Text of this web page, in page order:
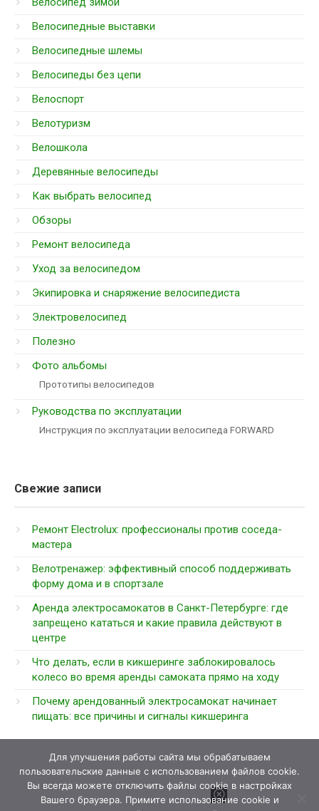
Велосипедные выставки
Велосипедные шлемы
Велосипеды без цепи
Велоспорт
Велотуризм
Велошкола
Деревянные велосипеды
Как выбрать велосипед
Обзоры
Ремонт велосипеда
Уход за велосипедом
Экипировка и снаряжение велосипедиста
Электровелосипед
Полезно
Фото альбомы
Прототипы велосипедов
Руководства по эксплуатации
Инструкция по эксплуатации велосипеда FORWARD
Свежие записи
Ремонт Electrolux: профессионалы против соседа-
мастера
Велотренажер: эффективный способ поддерживать
форму дома и в спортзале
Аренда электросамокатов в Санкт-Петербурге: где
запрещено кататься и какие правила действуют в
центре
Что делать, если в кикшеринге заблокировалось
колесо во время аренды самоката прямо на ходу
Почему арендованный электросамокат начинает
пищать: все причины и сигналы кикшеринга
Для улучшения работы сайта мы обрабатываем
пользовательские данные с использованием файлов cookie.
Вы всегда можете отключить файлы cookie в настройках
Вашего браузера. Примите использование cookie и